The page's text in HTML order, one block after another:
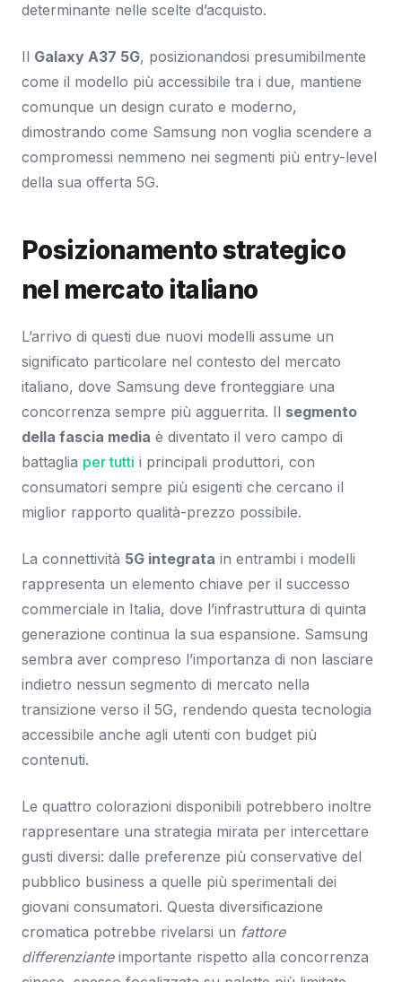
determinante nelle scelte d’acquisto.
Il Galaxy A37 5G, posizionandosi presumibilmente
come il modello più accessibile tra i due, mantiene
comunque un design curato e moderno,
dimostrando come Samsung non voglia scendere a
compromessi nemmeno nei segmenti più entry-level
della sua offerta 5G.
Posizionamento strategico
nel mercato italiano
L’arrivo di questi due nuovi modelli assume un
significato particolare nel contesto del mercato
italiano, dove Samsung deve fronteggiare una
concorrenza sempre più agguerrita. Il segmento
della fascia media è diventato il vero campo di
battaglia per tutti i principali produttori, con
consumatori sempre più esigenti che cercano il
miglior rapporto qualità-prezzo possibile.
La connettività 5G integrata in entrambi i modelli
rappresenta un elemento chiave per il successo
commerciale in Italia, dove l’infrastruttura di quinta
generazione continua la sua espansione. Samsung
sembra aver compreso l’importanza di non lasciare
indietro nessun segmento di mercato nella
transizione verso il 5G, rendendo questa tecnologia
accessibile anche agli utenti con budget più
contenuti.
Le quattro colorazioni disponibili potrebbero inoltre
rappresentare una strategia mirata per intercettare
gusti diversi: dalle preferenze più conservative del
pubblico business a quelle più sperimentali dei
giovani consumatori. Questa diversificazione
cromatica potrebbe rivelarsi un fattore
differenzianteimportante rispetto alla concorrenza